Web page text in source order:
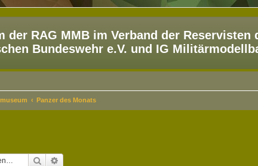
der RAG MMB im Verband der Reservisten
Bundeswehr e.V. und IG
Panzer des Monats
Suche